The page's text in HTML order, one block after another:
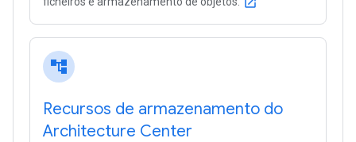
account_tree
Recursos de armazenamento do
Architecture Center